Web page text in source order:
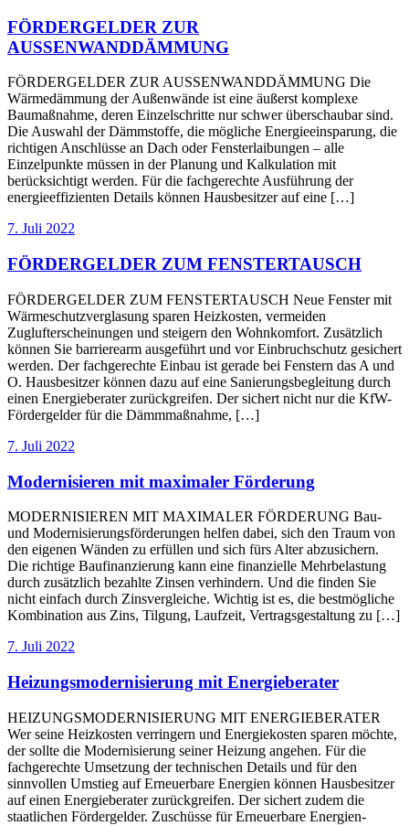
FÖRDERGELDER ZUR
AUSSENWANDDÄMMUNG
FÖRDERGELDER ZUR AUSSENWANDDÄMMUNG Die
Wärmedämmung der Außenwände ist eine äußerst komplexe
Baumaßnahme, deren Einzelschritte nur schwer überschaubar sind.
Die Auswahl der Dämmstoffe, die mögliche Energieeinsparung, die
richtigen Anschlüsse an Dach oder Fensterlaibungen – alle
Einzelpunkte müssen in der Planung und Kalkulation mit
berücksichtigt werden. Für die fachgerechte Ausführung der
energieeffizienten Details können Hausbesitzer auf eine […]
7. Juli 2022
FÖRDERGELDER ZUM FENSTERTAUSCH
FÖRDERGELDER ZUM FENSTERTAUSCH Neue Fenster mit
Wärmeschutzverglasung sparen Heizkosten, vermeiden
Zuglufterscheinungen und steigern den Wohnkomfort. Zusätzlich
können Sie barrierearm ausgeführt und vor Einbruchschutz gesichert
werden. Der fachgerechte Einbau ist gerade bei Fenstern das A und
O. Hausbesitzer können dazu auf eine Sanierungsbegleitung durch
einen Energieberater zurückgreifen. Der sichert nicht nur die KfW-
Fördergelder für die Dämmmaßnahme, […]
7. Juli 2022
Modernisieren mit maximaler Förderung
MODERNISIEREN MIT MAXIMALER FÖRDERUNG Bau-
und Modernisierungsförderungen helfen dabei, sich den Traum von
den eigenen Wänden zu erfüllen und sich fürs Alter abzusichern.
Die richtige Baufinanzierung kann eine finanzielle Mehrbelastung
durch zusätzlich bezahlte Zinsen verhindern. Und die finden Sie
nicht einfach durch Zinsvergleiche. Wichtig ist es, die bestmögliche
Kombination aus Zins, Tilgung, Laufzeit, Vertragsgestaltung zu […]
7. Juli 2022
Heizungsmodernisierung mit Energieberater
HEIZUNGSMODERNISIERUNG MIT ENERGIEBERATER
Wer seine Heizkosten verringern und Energiekosten sparen möchte,
der sollte die Modernisierung seiner Heizung angehen. Für die
fachgerechte Umsetzung der technischen Details und für den
sinnvollen Umstieg auf Erneuerbare Energien können Hausbesitzer
auf einen Energieberater zurückgreifen. Der sichert zudem die
staatlichen Fördergelder. Zuschüsse für Erneuerbare Energien-